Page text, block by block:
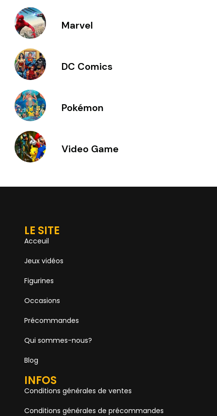
Marvel
DC Comics
Pokémon
Video Game
LE SITE
Acceuil
Jeux vidéos
Figurines
Occasions
Précommandes
Qui sommes-nous?
Blog
INFOS
Conditions générales de ventes
Conditions générales de précommandes